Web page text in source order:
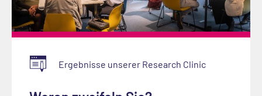
Ergebnisse unserer Research Clinic